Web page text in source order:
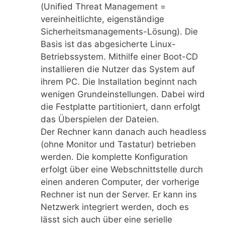
(Unified Threat Management =
vereinheitlichte, eigenständige
Sicherheitsmanagements-Lösung). Die
Basis ist das abgesicherte Linux-
Betriebssystem. Mithilfe einer Boot-CD
installieren die Nutzer das System auf
ihrem PC. Die Installation beginnt nach
wenigen Grundeinstellungen. Dabei wird
die Festplatte partitioniert, dann erfolgt
das Überspielen der Dateien.
Der Rechner kann danach auch headless
(ohne Monitor und Tastatur) betrieben
werden. Die komplette Konfiguration
erfolgt über eine Webschnittstelle durch
einen anderen Computer, der vorherige
Rechner ist nun der Server. Er kann ins
Netzwerk integriert werden, doch es
lässt sich auch über eine serielle